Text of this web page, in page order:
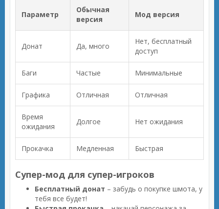
Параметр
Обычная
версия
Мод версия
Донат Да, много
Нет, бесплатный
доступ
Баги Частые Минимальные
Графика Отличная Отличная
Время
ожидания
Долгое Нет ожидания
Прокачка Медленная Быстрая
Супер-мод для супер-игроков
Бесплатный донат – забудь о покупке шмота, у
тебя все будет!